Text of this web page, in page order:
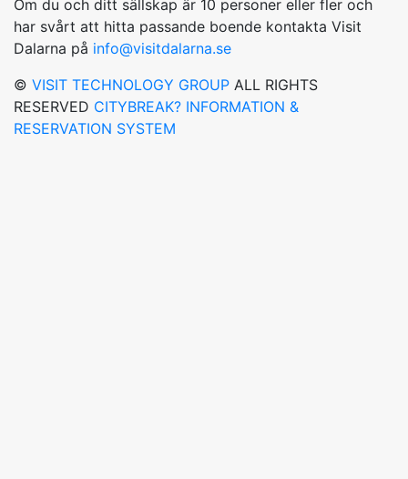
Om du och ditt sällskap är 10 personer eller fler och
har svårt att hitta passande boende kontakta Visit
Dalarna på info@visitdalarna.se
© VISIT TECHNOLOGY GROUP ALL RIGHTS
RESERVED CITYBREAK? INFORMATION &
RESERVATION SYSTEM